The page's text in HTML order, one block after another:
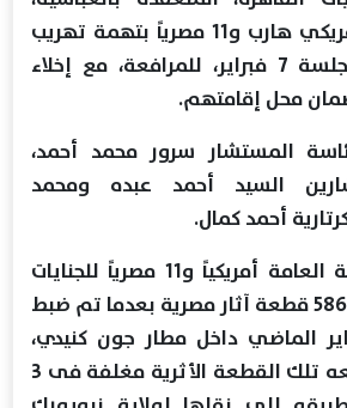
الثلاثاء، محاكمة أمريكي هارب و11 مصرياً بتهمة تهريب
586 قطعة آثار لجلسة 7 فبراير، للمرافعة، مع إخلاء
المستشار سرور محمد أحمد،
السيد أحمد عبده ومحمد
أحمد كمال.
وكانت أحالت النيابة العامة أمريكياً و11 مصرياً للجنايات
لاتهامهم بتهريب 586 قطعة آثار مصرية بعدما تم ضبط
الماضي داخل مطار جون كنيدي،
حيث تم ضبطه ومعه تلك القطعة الأثرية مغلفة فى 3